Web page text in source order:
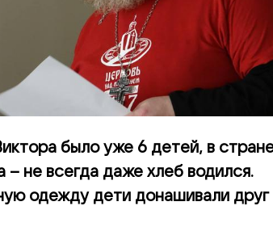
было уже 6 детей, в
– не всегда даже хлеб водился.
одежду дети донашивали друг